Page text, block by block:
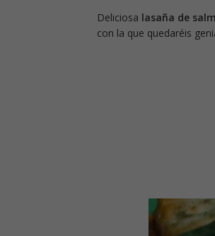
Deliciosa lasaña de
con la que quedaréis